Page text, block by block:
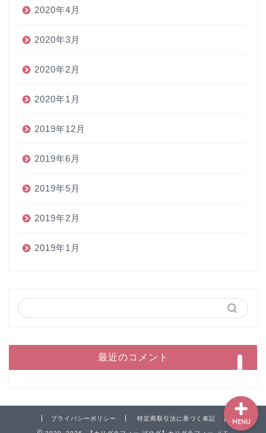
2020年4月
2020年3月
2020年2月
2020年1月
2019年12月
2019年6月
2019年5月
2019年2月
2019年1月
最近のコメント
プライバシーポリシー 特定商取引法に基づく表記 MENU
インク